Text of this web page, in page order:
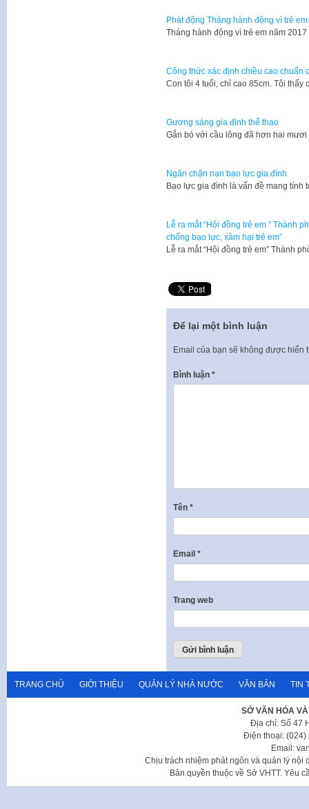
Phát động Tháng hành động vì trẻ
Tháng hành động vì trẻ em năm
Công thức xác định chiều cao chuẩn
​Con tôi 4 tuổi, chỉ cao 85cm. Tôi
Gương sáng gia đình thể thao
Gắn bó với cầu lông đã hơn hai
Ngăn chặn nạn bạo lực gia đình
​Bạo lực gia đình là vấn đề mang
Lễ ra mắt “Hội đồng trẻ em ” Thành
chống bạo lực, xâm hại trẻ em”
Lễ ra mắt “Hội đồng trẻ em” Thành
Để lại một bình luận
Email của bạn sẽ không được hiển
Bình luận *
Tên *
Email *
Trang web
TRANG CHỦ GIỚI THIỆU QUẢN LÝ NHÀ NƯỚC VĂN BẢN TIN
SỞ VĂN HÓA
Địa chỉ: Số 47
Điện thoại: (024)
Email:
Chịu trách nhiệm phát ngôn và quản lý nội
Bản quyền thuộc về Sở VHTT. Yêu